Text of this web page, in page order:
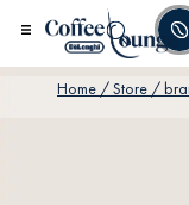
Home / Store /